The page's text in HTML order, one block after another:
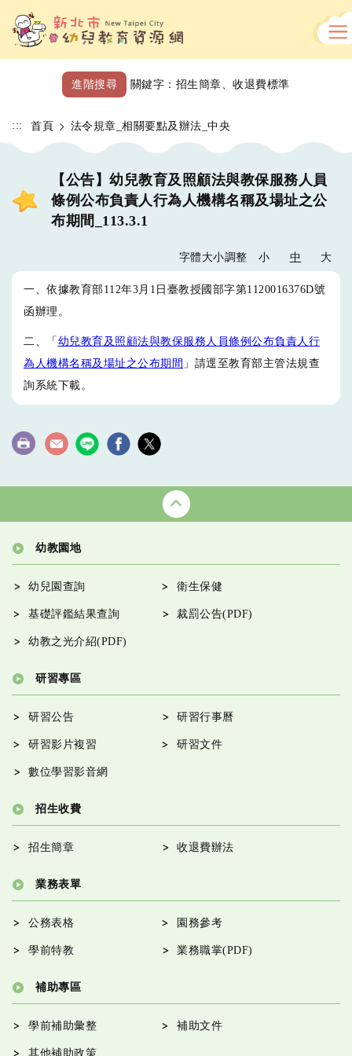
到
主
要
進階搜尋 關鍵字： 招生簡章 、收退費標準
::: 首頁 法令規章_相關要點及辦法_中央
【公告】幼兒教育及照顧法與教保服務人員
條例公布負責人行為人機構名稱及場址之公
布期間_113.3.1
字體大小調整 小 中 大
一、依據教育部112年3月1日臺教授國部字第1120016376D號
函辦理。
二、「 幼兒教育及照顧法與教保服務人員條例公布負責人行
為人機構名稱及場址之公布期間 」請逕至教育部主管法規查
詢系統下載。
幼教園地
幼兒園查詢 衛生保健
基礎評鑑結果查詢 裁罰公告(PDF)
幼教之光介紹(PDF)
研習專區
研習公告 研習行事曆
研習影片複習 研習文件
數位學習影音網
招生收費
招生簡章 收退費辦法
業務表單
公務表格 園務參考
學前特教 業務職掌(PDF)
補助專區
學前補助彙整 補助文件
其他補助政策